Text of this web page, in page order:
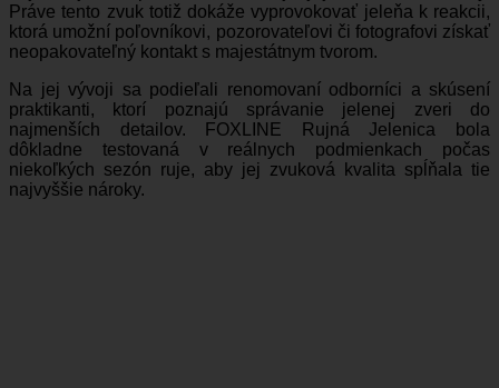
Práve tento zvuk totiž dokáže vyprovokovať jeleňa k reakcii,
ktorá umožní poľovníkovi, pozorovateľovi či fotografovi získať
neopakovateľný kontakt s majestátnym tvorom.
Na jej vývoji sa podieľali renomovaní odborníci a skúsení
praktikanti, ktorí poznajú správanie jelenej zveri do
najmenších detailov. FOXLINE Rujná Jelenica bola
dôkladne testovaná v reálnych podmienkach počas
niekoľkých sezón ruje, aby jej zvuková kvalita spĺňala tie
najvyššie nároky.